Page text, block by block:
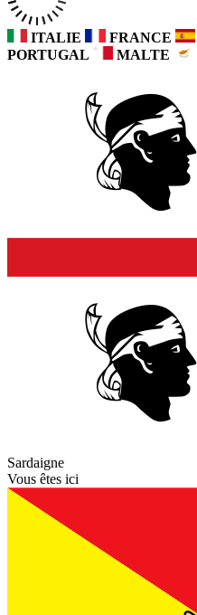
ITALIE FRANCE
PORTUGAL
MALTE
Sardaigne
Vous êtes ici